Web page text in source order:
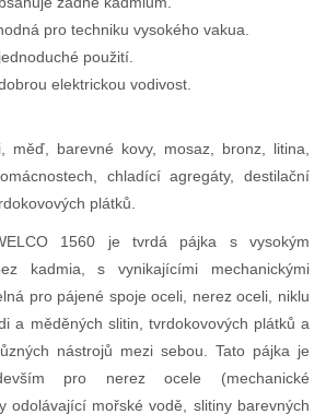
pro techniku vysokého vakua.
použití.
elektrickou vodivost.
měď, barevné kovy, mosaz, bronz, litina,
chladící agregáty, destilační
plátků.
1560 je tvrdá pájka s vysokým
kadmia, s vynikajícími mechanickými
pro pájené spoje oceli, nerez oceli, niklu
a měděných slitin, tvrdokovových plátků a
nástrojů mezi sebou. Tato pájka je
pro nerez ocele (mechanické
odolávající mořské vodě, slitiny barevných